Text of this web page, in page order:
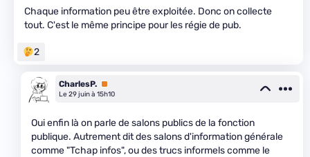
Chaque information peu être exploitée. Donc on collecte
tout. C'est le même principe pour les régie de pub.
2
CharlesP. Premium
Le 29 juin à 15h10
Oui enfin là on parle de salons publics de la fonction
publique. Autrement dit des salons d'information générale
comme "Tchap infos", ou des trucs informels comme le